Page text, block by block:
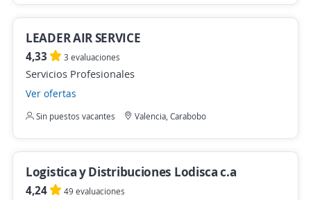
LEADER AIR SERVICE
4,33 3 evaluaciones
Servicios Profesionales
Ver ofertas
Sin puestos vacantes Valencia, Carabobo
Logistica y Distribuciones Lodisca c.a
4,24 49 evaluaciones